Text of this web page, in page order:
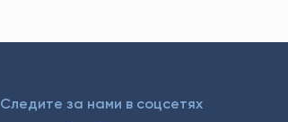
Следите за нами в соцсетях